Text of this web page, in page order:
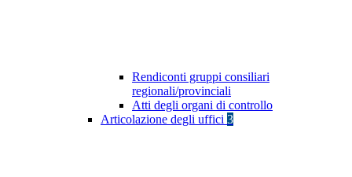
Rendiconti gruppi consiliari
regionali/provinciali
Atti degli organi di controllo
Articolazione degli uffici 3